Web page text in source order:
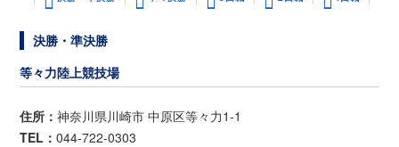
決勝・準決勝
等々力陸上競技場
住所：神奈川県川崎市 中原区等々力1-1
TEL：044-722-0303